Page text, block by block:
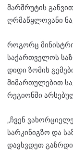
მარშრუტის
ღრმაწყლოვანი
როგორც
საქართველოს
დიდი ზომის
მიმართულებით
რეგიონში
„ჩვენ
სარკინიგზო და
დავხვდეთ